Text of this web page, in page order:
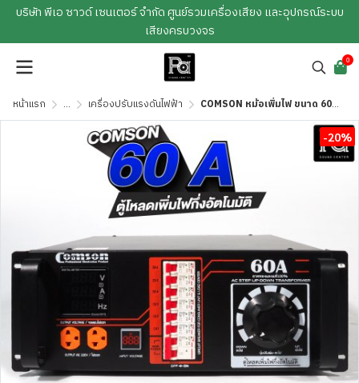
บริษัท พีเอ ซาวด์ เซนเตอร์ จำกัด ศูนย์รวมเครื่องเสียง และอุปกรณ์ระบบ
เสียงครบวงจร
0
หน้าแรก ... เครื่องปรับแรงดันไฟฟ้า COMSON หม้อเพิ่มไฟ ขนาด 60 A ยึดเข้าแร็คได้ (ทำงานแบบกึ่งอัตโนมัติ)
-20%